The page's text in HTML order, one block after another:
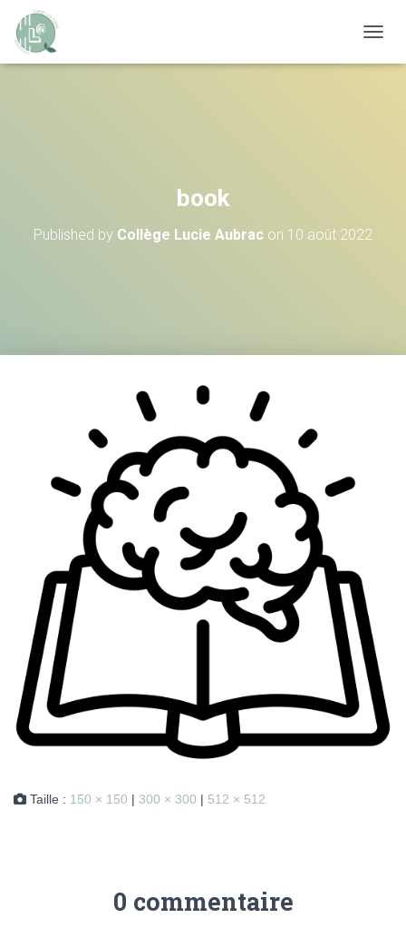
book
Published by Collège Lucie Aubrac on 10 août 2022
Taille : 150 × 150 | 300 × 300 | 512 × 512
0 commentaire